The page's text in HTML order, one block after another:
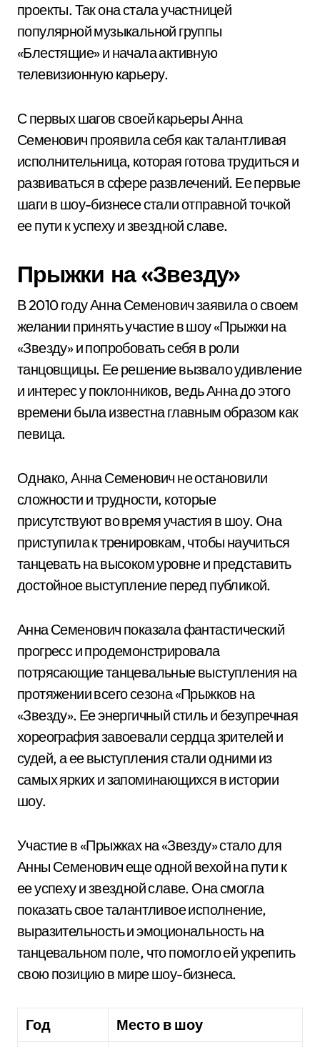
проекты. Так она стала участницей
популярной музыкальной группы
«Блестящие» и начала активную
телевизионную карьеру.
С первых шагов своей карьеры Анна
Семенович проявила себя как талантливая
исполнительница, которая готова трудиться и
развиваться в сфере развлечений. Ее первые
шаги в шоу-бизнесе стали отправной точкой
ее пути к успеху и звездной славе.
Прыжки на «Звезду»
В 2010 году Анна Семенович заявила о своем
желании принять участие в шоу «Прыжки на
«Звезду» и попробовать себя в роли
танцовщицы. Ее решение вызвало удивление
и интерес у поклонников, ведь Анна до этого
времени была известна главным образом как
певица.
Однако, Анна Семенович не остановили
сложности и трудности, которые
присутствуют во время участия в шоу. Она
приступила к тренировкам, чтобы научиться
танцевать на высоком уровне и представить
достойное выступление перед публикой.
Анна Семенович показала фантастический
прогресс и продемонстрировала
потрясающие танцевальные выступления на
протяжении всего сезона «Прыжков на
«Звезду». Ее энергичный стиль и безупречная
хореография завоевали сердца зрителей и
судей, а ее выступления стали одними из
самых ярких и запоминающихся в истории
шоу.
Участие в «Прыжках на «Звезду» стало для
Анны Семенович еще одной вехой на пути к
ее успеху и звездной славе. Она смогла
показать свое талантливое исполнение,
выразительность и эмоциональность на
танцевальном поле, что помогло ей укрепить
свою позицию в мире шоу-бизнеса.
Год
Место в шоу